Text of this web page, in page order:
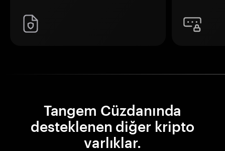
Tangem Cüzdanında
desteklenen diğer kripto
varlıklar.